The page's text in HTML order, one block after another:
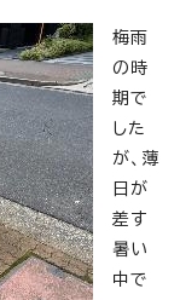
梅雨
の時
期で
した
が、薄
日が
差す
暑い
中で